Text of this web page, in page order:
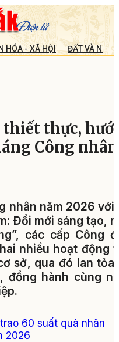
HÓA - XÃ HỘI ĐẤT VÀ
thực,
Công nhân
nhân năm 2026 với
Đổi mới sáng tạo,
các cấp Công
nhiều hoạt động
sở, qua đó lan tỏa
đồng hành cùng
60 suất quà nhân
2026